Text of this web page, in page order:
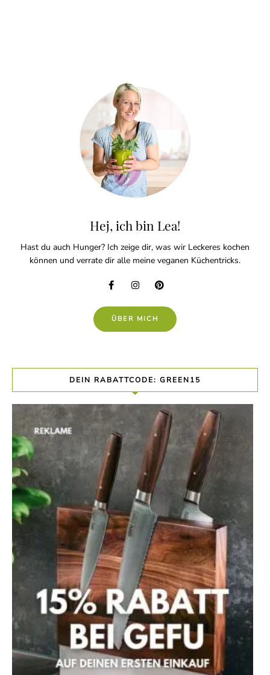
Hej, ich bin Lea!
Hast du auch Hunger? Ich zeige dir, was wir Leckeres kochen
können und verrate dir alle meine veganen Küchentricks.
ÜBER MICH
DEIN RABATTCODE: GREEN15